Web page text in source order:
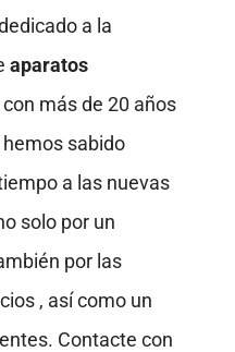
a la
aparatos
con más de 20 años
sabido
a las nuevas
solo por un
por las
, así como un
Contacte con